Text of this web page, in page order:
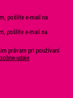
pošlite e-mail na
pošlite e-mail na
právam pri používaní
udaje